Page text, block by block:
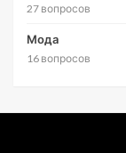
27 вопросов
Мода
16 вопросов